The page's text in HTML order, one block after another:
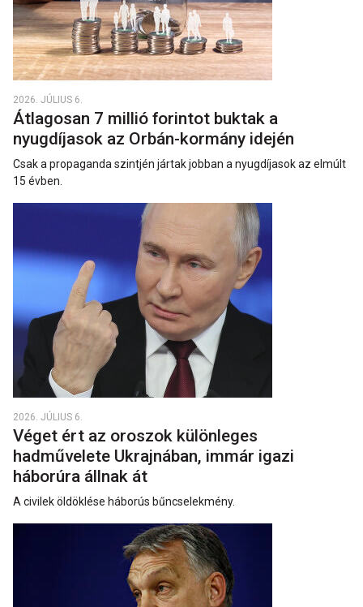
2026. JÚLIUS 6.
Átlagosan 7 millió forintot buktak a
nyugdíjasok az Orbán-kormány idején
Csak a propaganda szintjén jártak jobban a nyugdíjasok az elmúlt
15 évben.
2026. JÚLIUS 6.
Véget ért az oroszok különleges
hadművelete Ukrajnában, immár igazi
háborúra állnak át
A civilek öldöklése háborús bűncselekmény.